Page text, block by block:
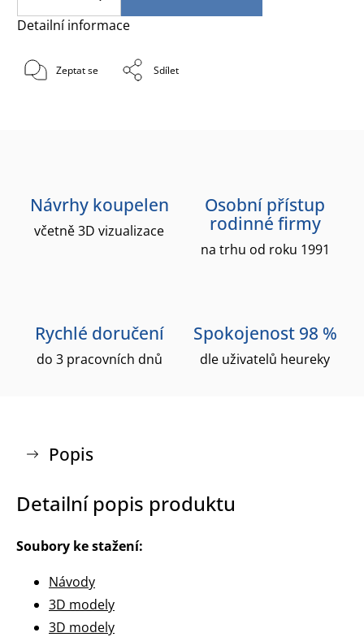
Detailní informace
Zeptat se Sdílet
Návrhy koupelen
včetně 3D vizualizace
Osobní přístup
rodinné firmy
na trhu od roku 1991
Rychlé doručení
do 3 pracovních dnů
Spokojenost 98 %
dle uživatelů heureky
Popis
Detailní popis produktu
Soubory ke stažení:
Návody
3D modely
3D modely